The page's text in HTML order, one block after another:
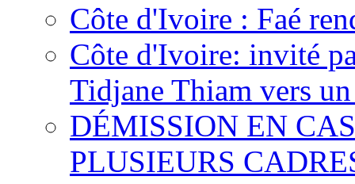
Côte d'Ivoire : Faé
Côte d'Ivoire: invité
Tidjane Thiam vers
DÉMISSION EN
PLUSIEURS